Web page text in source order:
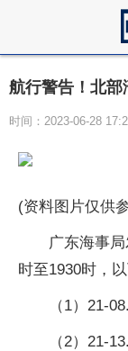
航行警告！北
时间：2023-06-28
(资料图片仅供
广东海事
时至1930时，
（1）21-
（2）21-